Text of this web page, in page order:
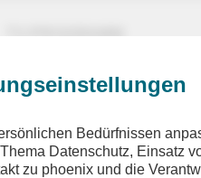
TV-PROGRAMM
Bedürfnissen
Datenschutz, Einsatz
zu phoenix und die